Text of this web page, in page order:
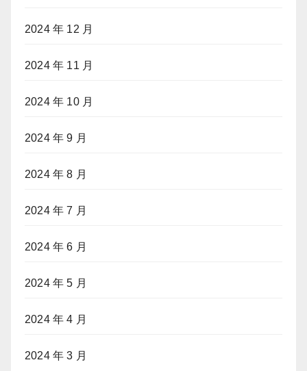
2024 年 12 月
2024 年 11 月
2024 年 10 月
2024 年 9 月
2024 年 8 月
2024 年 7 月
2024 年 6 月
2024 年 5 月
2024 年 4 月
2024 年 3 月